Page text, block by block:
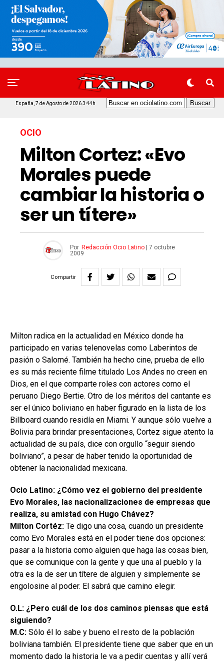
España, 7 de Agosto de 2026 3:44h
OCIO
Milton Cortez: «Evo
Morales puede
cambiar la historia o
ser un títere»
Por Redacción Ocio Latino| 7 octubre
2009
Compartir
Milton radica en la actualidad en México donde ha
participado en varias telenovelas como Laberintos de
pasión o Salomé. También ha hecho cine, prueba de ello
es su más reciente filme titulado Los Andes no creen en
Dios, en el que comparte roles con actores como el
peruano Diego Bertie. Otro de los méritos del cantante es
ser el único boliviano en haber figurado en la lista de los
Billboard cuando residía en Miami. Y aunque sólo vuelve a
Bolivia para brindar presentaciones, Cortez sigue atento la
actualidad de su país, dice con orgullo “seguir siendo
boliviano”, a pesar de haber tenido la oportunidad de
obtener la nacionalidad mexicana.
Ocio Latino: ¿Cómo vez el gobierno del presidente
Evo Morales, las nacionalizaciones de empresas que
realiza, su amistad con Hugo Chávez?
Milton Cortéz: Te digo una cosa, cuando un presidente
como Evo Morales está en el poder tiene dos opciones:
pasar a la historia como alguien que haga las cosas bien,
que se comunique con la gente y que una al pueblo y la
otra es la de ser un títere de alguien y simplemente se
engolosine al poder. El sabrá que camino elegir.
O.L: ¿Pero cuál de los dos caminos piensas que está
siguiendo?
M.C: Sólo él lo sabe y bueno el resto de la población
boliviana también. El presidente tiene que saber que en un
momento dado la historia le va a pedir cuentas y allí verá